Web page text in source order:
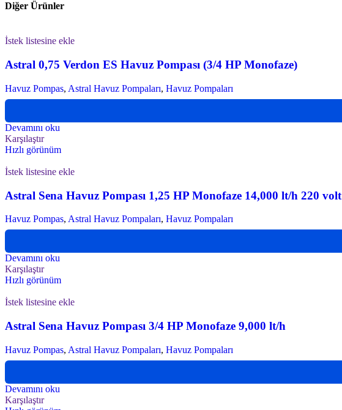
Diğer Ürünler
İstek listesine ekle
Astral 0,75 Verdon ES Havuz Pompası (3/4 HP Monofaze)
Havuz Pompas, Astral Havuz Pompaları, Havuz Pompaları
Devamını oku
Karşılaştır
Hızlı görünüm
İstek listesine ekle
Astral Sena Havuz Pompası 1,25 HP Monofaze 14,000 lt/h 220 volt
Havuz Pompas, Astral Havuz Pompaları, Havuz Pompaları
Devamını oku
Karşılaştır
Hızlı görünüm
İstek listesine ekle
Astral Sena Havuz Pompası 3/4 HP Monofaze 9,000 lt/h
Havuz Pompas, Astral Havuz Pompaları, Havuz Pompaları
Devamını oku
Karşılaştır